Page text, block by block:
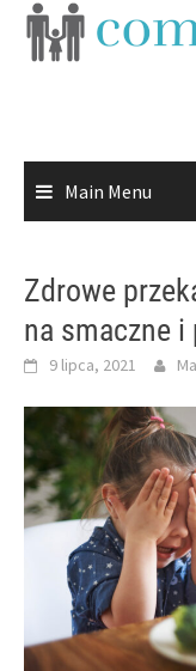
Skip
Main Menu
Zdrowe
na smaczne i
9 lipca, 2021